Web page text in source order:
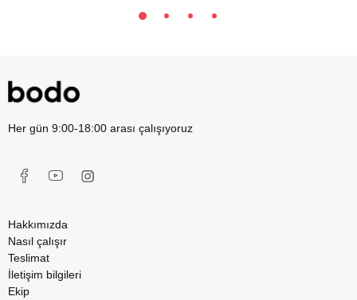
Her gün 9:00-18:00 arası çalışıyoruz
Hakkımızda
Nasıl çalışır
Teslimat
İletişim bilgileri
Ekip